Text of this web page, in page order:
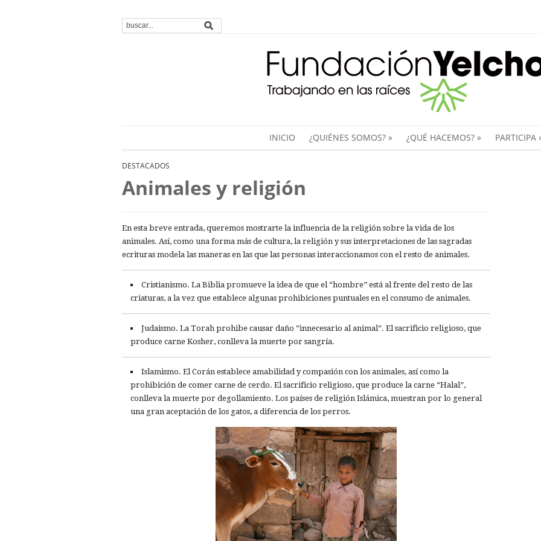
INICIO ¿QUIÉNES SOMOS?» ¿QUÉ HACEMOS?» PARTICIPA
DESTACADOS
Animales y religión
En esta breve entrada, queremos mostrarte la influencia de la religión sobre la vida de los
animales. Así, como una forma más de cultura, la religión y sus interpretaciones de las sagradas
ecrituras modela las maneras en las que las personas interaccionamos con el resto de animales.
Cristianismo. La Biblia promueve la idea de que el “hombre” está al frente del resto de las
criaturas, a la vez que establece algunas prohibiciones puntuales en el consumo de animales.
Judaismo. La Torah prohibe causar daño “innecesario al animal”. El sacrificio religioso, que
produce carne Kosher, conlleva la muerte por sangría.
Islamismo. El Corán establece amabilidad y compasión con los animales, así como la
prohibición de comer carne de cerdo. El sacrificio religioso, que produce la carne “Halal”,
conlleva la muerte por degollamiento. Los países de religión Islámica, muestran por lo general
una gran aceptación de los gatos, a diferencia de los perros.